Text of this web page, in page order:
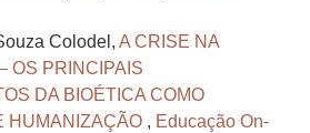
Colodel, A CRISE NA
OS PRINCIPAIS
DA BIOÉTICA COMO
HUMANIZAÇÃO , Educação On-